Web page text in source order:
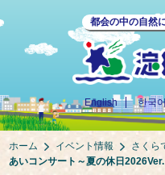
都会の中の自然
English 한국
ホーム イベント情報 さくら
あいコンサート～夏の休日2026Ver.